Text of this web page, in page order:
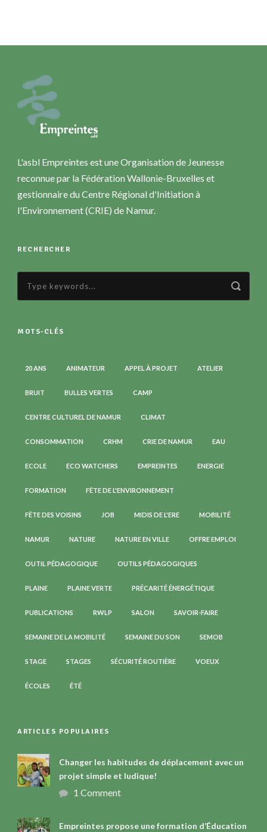
L'asbl Empreintes est une Organisation de Jeunesse
reconnue par la Fédération Wallonie-Bruxelles et
gestionnaire du Centre Régional d'Initiation à
l'Environnement (CRIE) de Namur.
RECHERCHER
MOTS-CLÉS
20 ANS ANIMATEUR APPEL À PROJET ATELIER
BRUIT BULLES VERTES CAMP
CENTRE CULTUREL DE NAMUR CLIMAT
CONSOMMATION CRHM CRIE DE NAMUR EAU
ECOLE ECO WATCHERS EMPREINTES ENERGIE
FORMATION FÊTE DE L'ENVIRONNEMENT
FÊTE DES VOISINS JOB MIDIS DE L'ERE MOBILITÉ
NAMUR NATURE NATURE EN VILLE OFFRE EMPLOI
OUTIL PÉDAGOGIQUE OUTILS PÉDAGOGIQUES
PLAINE PLAINE VERTE PRÉCARITÉ ÉNERGÉTIQUE
PUBLICATIONS RWLP SALON SAVOIR-FAIRE
SEMAINE DE LA MOBILITÉ SEMAINE DU SON SEMOB
STAGE STAGES SÉCURITÉ ROUTIÈRE VOEUX
ÉCOLES ÉTÉ
ARTICLES POPULAIRES
Changer les habitudes de déplacement avec un
projet simple et ludique!
1 Comment
Empreintes propose une formation d’Éducation